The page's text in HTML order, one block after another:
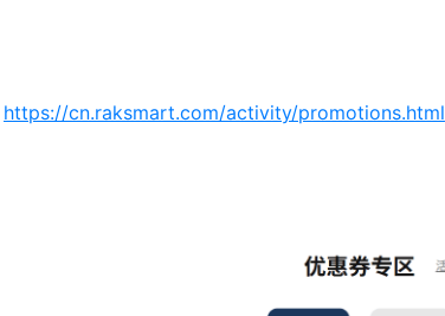
https://cn.raksmart.com/activity/promotions.html